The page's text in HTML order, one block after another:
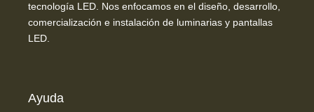
tecnología LED. Nos enfocamos en el diseño, desarrollo,
comercialización e instalación de luminarias y pantallas
LED.
Ayuda